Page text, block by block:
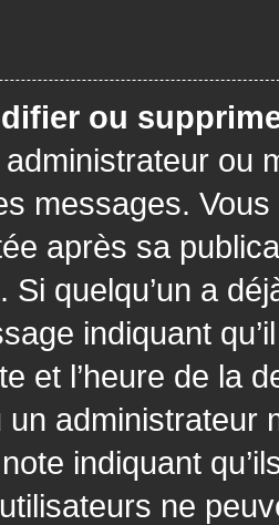
ou
administrateur ou
messages.
après sa
Si quelqu’un a
indiquant
et l’heure de la
un administrateur
indiquant
ne